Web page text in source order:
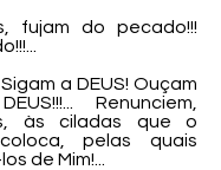
fujam do pecado!!!
a DEUS! Ouçam
Renunciem,
às ciladas que o
pelas quais
de Mim!...